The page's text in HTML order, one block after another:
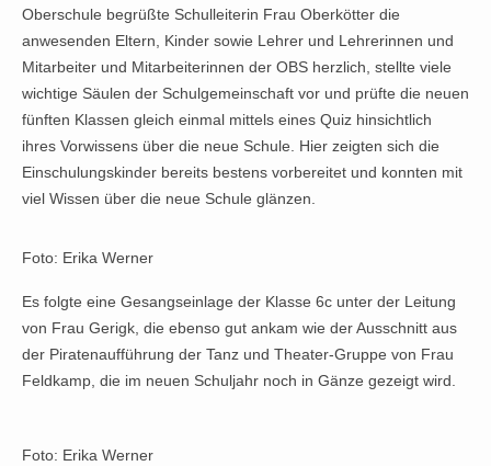
Oberschule begrüßte Schulleiterin Frau Oberkötter die
anwesenden Eltern, Kinder sowie Lehrer und Lehrerinnen und
Mitarbeiter und Mitarbeiterinnen der OBS herzlich, stellte viele
wichtige Säulen der Schulgemeinschaft vor und prüfte die neuen
fünften Klassen gleich einmal mittels eines Quiz hinsichtlich
ihres Vorwissens über die neue Schule. Hier zeigten sich die
Einschulungskinder bereits bestens vorbereitet und konnten mit
viel Wissen über die neue Schule glänzen.
Foto: Erika Werner
Es folgte eine Gesangseinlage der Klasse 6c unter der Leitung
von Frau Gerigk, die ebenso gut ankam wie der Ausschnitt aus
der Piratenaufführung der Tanz und Theater-Gruppe von Frau
Feldkamp, die im neuen Schuljahr noch in Gänze gezeigt wird.
Foto: Erika Werner